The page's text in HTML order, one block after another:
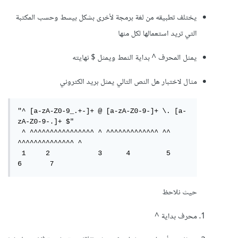
يختلف تطبيقه من لغة برمجة لأخرى بشكل بيسط وحسب المكتبة
التي تريد استعمالها لكل منها
يمثل المحرف ^ بداية النمط ويمثل $ نهايته
مثال لاختبار هل النص التالي يمثل بريد الكتروني
"^ [a-zA-Z0-9_.+-]+ @ [a-zA-Z0-9-]+ \. [a-
zA-Z0-9-.]+ $"
^ ^^^^^^^^^^^^^^^^ ^ ^^^^^^^^^^^^^ ^^
^^^^^^^^^^^^^^ ^
1     2            3      4         5
6       7
حيث نلاحظ
محرف بداية ^